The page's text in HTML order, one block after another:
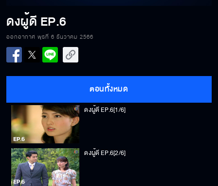
ดงผู้ดี EP.6
ออกอากาศ พุธที่ 6 ธันวาคม 2566
ตอนทั้งหมด
ดงผู้ดี EP.6[1/6]
ดงผู้ดี EP.6[2/6]